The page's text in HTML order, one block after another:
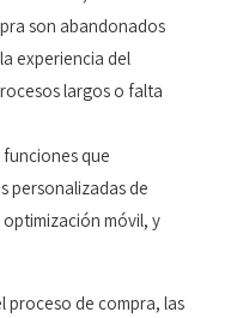
son abandonados
experiencia del
largos o falta
funciones que
personalizadas de
móvil, y
proceso de compra, las